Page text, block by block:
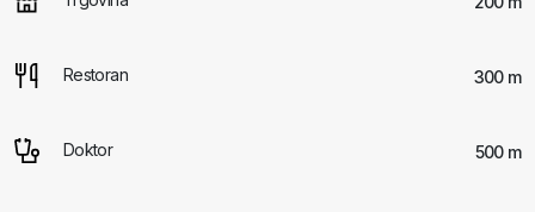
Restoran 300 m
Doktor 500 m